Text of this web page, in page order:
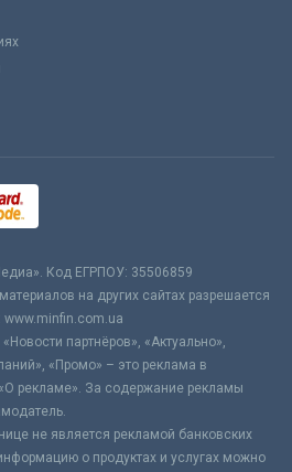
Код ЕГРПОУ: 35506859
на других сайтах разрешается
www.minfin.com.ua
партнёров», «Актуально»,
«Промо» – это реклама в
рекламе». За содержание рекламы
не является рекламой банковских
о продуктах и услугах можно